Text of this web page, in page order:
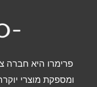
פרימרו היא חברה
ומספקת מוצרי